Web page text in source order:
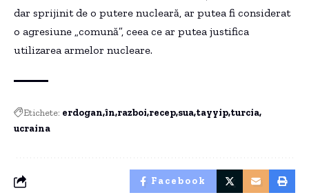
dar sprijinit de o putere nucleară, ar putea fi considerat
o agresiune „comună”, ceea ce ar putea justifica
utilizarea armelor nucleare.
Etichete: erdogan în razboi recep sua tayyip turcia
ucraina
Facebook